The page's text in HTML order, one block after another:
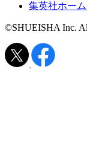
集英社ホー
©SHUEISHA Inc.